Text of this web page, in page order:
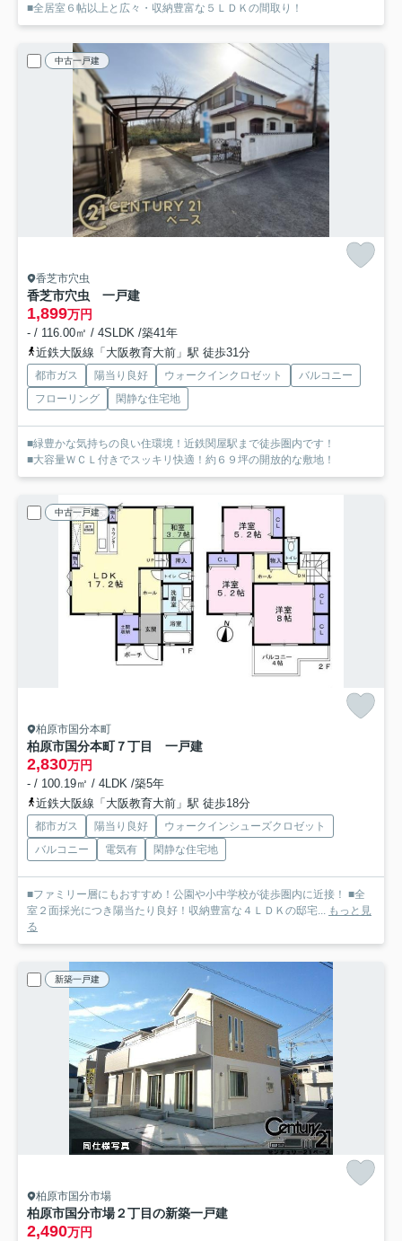
■全居室６帖以上と広々・収納豊富な５ＬＤＫの間取り！
中古一戸建
香芝市穴虫
香芝市穴虫 一戸建
1,899万円
- / 116.00㎡ / 4SLDK /築41年
近鉄大阪線「大阪教育大前」駅 徒歩31分
都市ガス 陽当り良好 ウォークインクロゼット
バルコニー
フローリング
閑静な住宅地
■緑豊かな気持ちの良い住環境！近鉄関屋駅まで徒歩圏内です！
■大容量ＷＣＬ付きでスッキリ快適！約６９坪の開放的な敷地！
中古一戸建
柏原市国分本町
柏原市国分本町７丁目 一戸建
2,830万円
- / 100.19㎡ / 4LDK /築5年
近鉄大阪線「大阪教育大前」駅 徒歩18分
都市ガス 陽当り良好
ウォークインシューズクロゼット
バルコニー
電気有 閑静な住宅地
■ファミリー層にもおすすめ！公園や小中学校が徒歩圏内に近接！ ■全
室２面採光につき陽当たり良好！収納豊富な４ＬＤＫの邸宅...
もっと見
る
新築一戸建
柏原市国分市場
柏原市国分市場２丁目の新築一戸建
2,490万円